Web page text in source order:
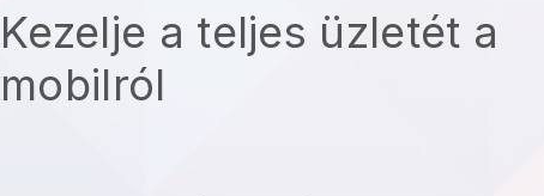
Kezelje a teljes üzletét a
mobilról